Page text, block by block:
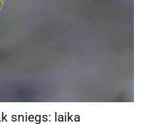
sniegs: laika